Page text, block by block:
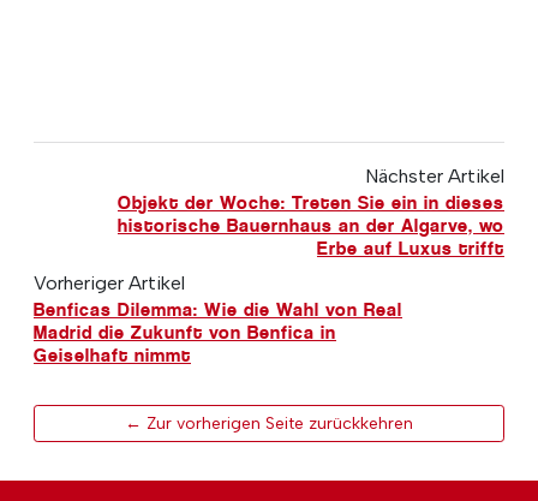
Nächster Artikel
Objekt der Woche: Treten Sie ein in dieses
historische Bauernhaus an der Algarve, wo
Erbe auf Luxus trifft
Vorheriger Artikel
Benficas Dilemma: Wie die Wahl von Real
Madrid die Zukunft von Benfica in
Geiselhaft nimmt
← Zur vorherigen Seite zurückkehren